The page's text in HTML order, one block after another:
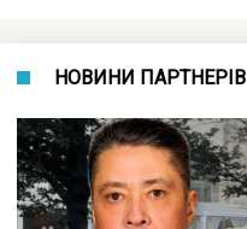
НОВИНИ ПАРТНЕРІВ